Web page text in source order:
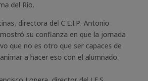
del Río.
directora del C.E.I.P. Antonio
su confianza en que la jornada
que no es otro que ser capaces de
a hacer eso con el alumnado.